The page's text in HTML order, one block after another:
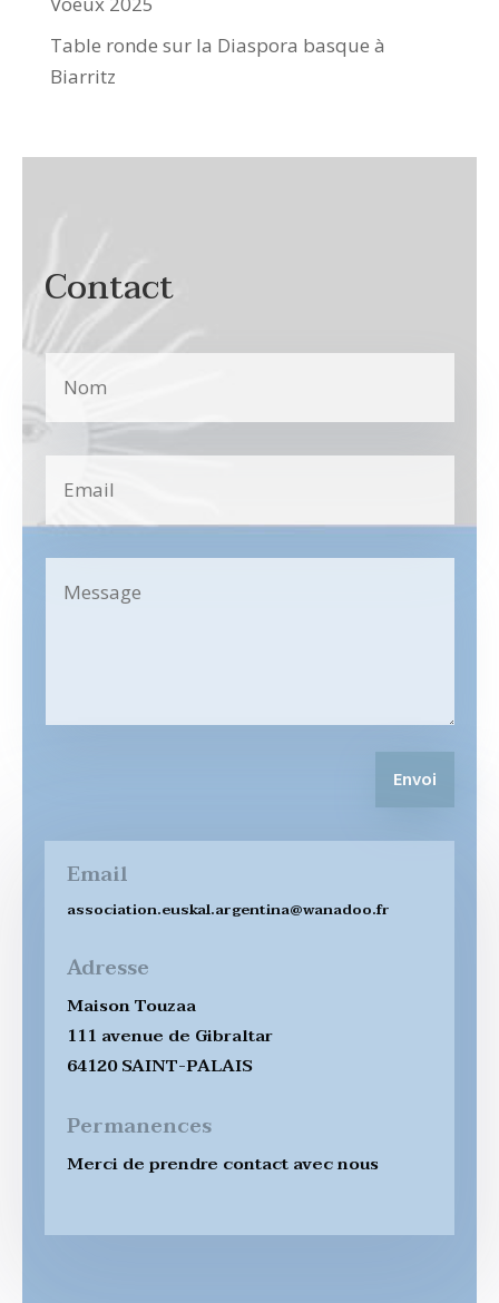
Table ronde sur la Diaspora basque à
Biarritz
Contact
Envoi
Email
association.euskal.argentina@wanadoo.fr
Adresse
Maison Touzaa
111 avenue de Gibraltar
64120 SAINT-PALAIS
Permanences
Merci de prendre contact avec nous